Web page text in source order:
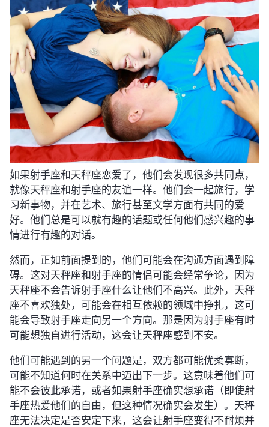
如果射手座和天秤座恋爱了，他们会发现很多共同点，
就像天秤座和射手座的友谊一样。他们会一起旅行，学
习新事物，并在艺术、旅行甚至文学方面有共同的爱
好。他们总是可以就有趣的话题或任何他们感兴趣的事
情进行有趣的对话。
然而，正如前面提到的，他们可能会在沟通方面遇到障
碍。这对天秤座和射手座的情侣可能会经常争论，因为
天秤座不会告诉射手座什么让他们不高兴。此外，天秤
座不喜欢独处，可能会在相互依赖的领域中挣扎，这可
能会导致射手座走向另一个方向。那是因为射手座有时
可能想独自进行活动，这会让天秤座感到不安。
他们可能遇到的另一个问题是，双方都可能优柔寡断，
可能不知道何时在关系中迈出下一步。这意味着他们可
能不会彼此承诺，或者如果射手座确实想承诺（即使射
手座热爱他们的自由，但这种情况确实会发生）。天秤
座无法决定是否安定下来，这会让射手座变得不耐烦并